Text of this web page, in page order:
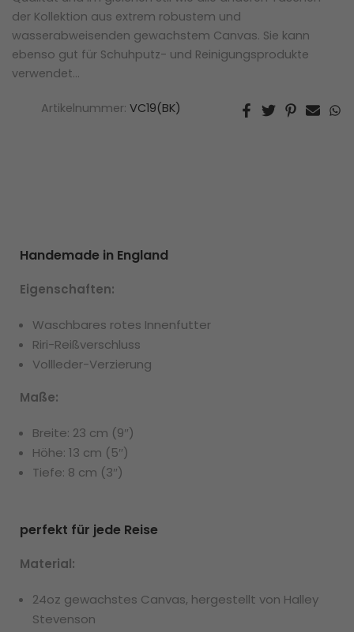
der Kollektion aus extrem robustem und
wasserabweisenden gewachstem Canvas. Sie kann
ebenso gut für Schuhputz- und Reinigungsprodukte
verwendet...
Artikelnummer: VC19(BK)
Handemade in England
Eigenschaften:
Waschbares rotes Innenfutter
Riri-Reißverschluss
Vollleder-Verzierung
Maße:
Breite: 23 cm (9″)
Höhe: 13 cm (5″)
Tiefe: 8 cm (3″)
perfekt für jede Reise
Material:
24oz gewachstes Canvas, hergestellt von Halley
Stevenson